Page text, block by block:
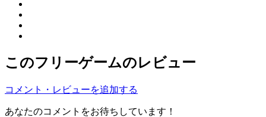
このフリーゲームのレビュー
コメント・レビューを追加する
あなたのコメントをお待ちしています！